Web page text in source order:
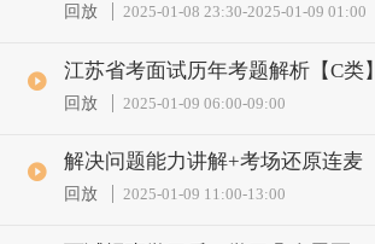
回放 2025-01-08 23:30-2025-01-09 01:00
江苏省考面试历年考题解析【C类】
回放 2025-01-09 06:00-09:00
解决问题能力讲解+考场还原连麦
回放 2025-01-09 11:00-13:00